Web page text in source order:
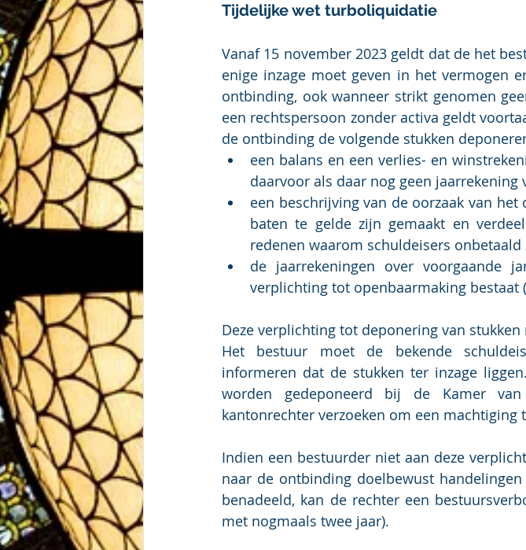
Tijdelijke wet turboliquidatie
Vanaf 15 november 2023 geldt dat de het
enige inzage moet geven in het vermogen
ontbinding, ook wanneer strikt genomen
een rechtspersoon zonder activa geldt
de ontbinding de volgende stukken
een balans en een verlies- en
daarvoor als daar nog geen jaarrekening
een beschrijving van de oorzaak van
baten te gelde zijn gemaakt en
redenen waarom schuldeisers onbetaald
de jaarrekeningen over voorgaande
verplichting tot openbaarmaking bestaat
Deze verplichting tot deponering van
Het bestuur moet de bekende
informeren dat de stukken ter inzage
worden gedeponeerd bij de Kamer
kantonrechter verzoeken om een
Indien een bestuurder niet aan deze
naar de ontbinding doelbewust
benadeeld, kan de rechter een
met nogmaals twee jaar).